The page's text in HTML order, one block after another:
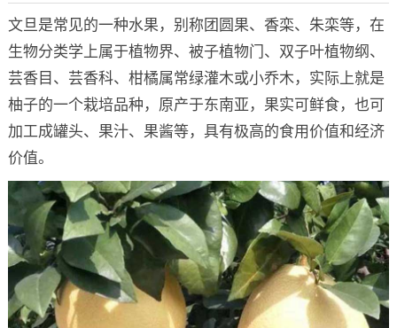
文旦是常见的一种水果，别称团圆果、香栾、朱栾等，在
生物分类学上属于植物界、被子植物门、双子叶植物纲、
芸香目、芸香科、柑橘属常绿灌木或小乔木，实际上就是
柚子的一个栽培品种，原产于东南亚，果实可鲜食，也可
加工成罐头、果汁、果酱等，具有极高的食用价值和经济
价值。